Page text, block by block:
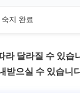
숙지 완료
달라질 수 있습
받으실 수 있습니